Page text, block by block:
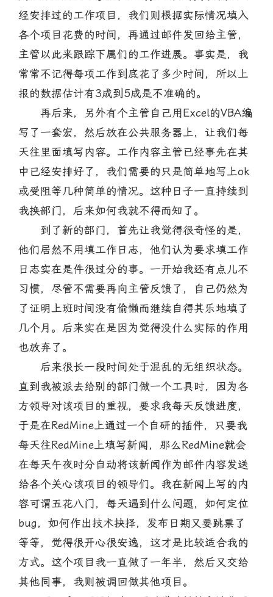
经安排过的工作项目，我们则根据实际情况填入
各个项目花费的时间，再通过邮件发回给主管，
主管以此来跟踪下属们的工作进展。事实是，我
常常不记得每项工作到底花了多少时间，所以上
报的数据估计有3成到5成是不准确的。
再后来，另外有个主管自己用Excel的VBA编
写了一套宏，然后放在公共服务器上，让我们每
天往里面填写内容。工作内容主管已经事先在其
中已经安排好了，我们需要的只是简单地写上ok
或受阻等几种简单的情况。这种日子一直持续到
我换部门，后来如何我就不得而知了。
到了新的部门，首先让我觉得很奇怪的是，
他们居然不用填工作日志，他们认为要求填工作
日志实在是件很过分的事。一开始我还有点儿不
习惯，尽管不需要再向主管反馈了，自己仍然为
了证明上班时间没有偷懒而继续自得其乐地填了
几个月。后来实在是因为觉得没什么实际的作用
也放弃了。
后来很长一段时间处于混乱的无组织状态。
直到我被派去给别的部门做一个工具时，因为各
方领导对该项目的重视，要求我每天反馈进度，
于是在RedMine上通过一个自研的插件，只要我
每天往RedMine上填写新闻，那么RedMine就会
在每天午夜时分自动将该新闻作为邮件内容发送
给各个关心该项目的领导们。我在新闻上写的内
容可谓五花八门，每天遇到什么问题，如何定位
bug，如何作出技术抉择，发布日期又要跳票了
等等，觉得很开心很安逸，这才是比较适合我的
方式。这个项目我一直做了一年半，然后又交给
其他同事，我则被调回做其他项目。